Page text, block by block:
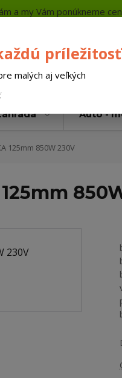
a my Vám ponúkneme
Auto -
125mm 850W 230V
malých aj veľkých